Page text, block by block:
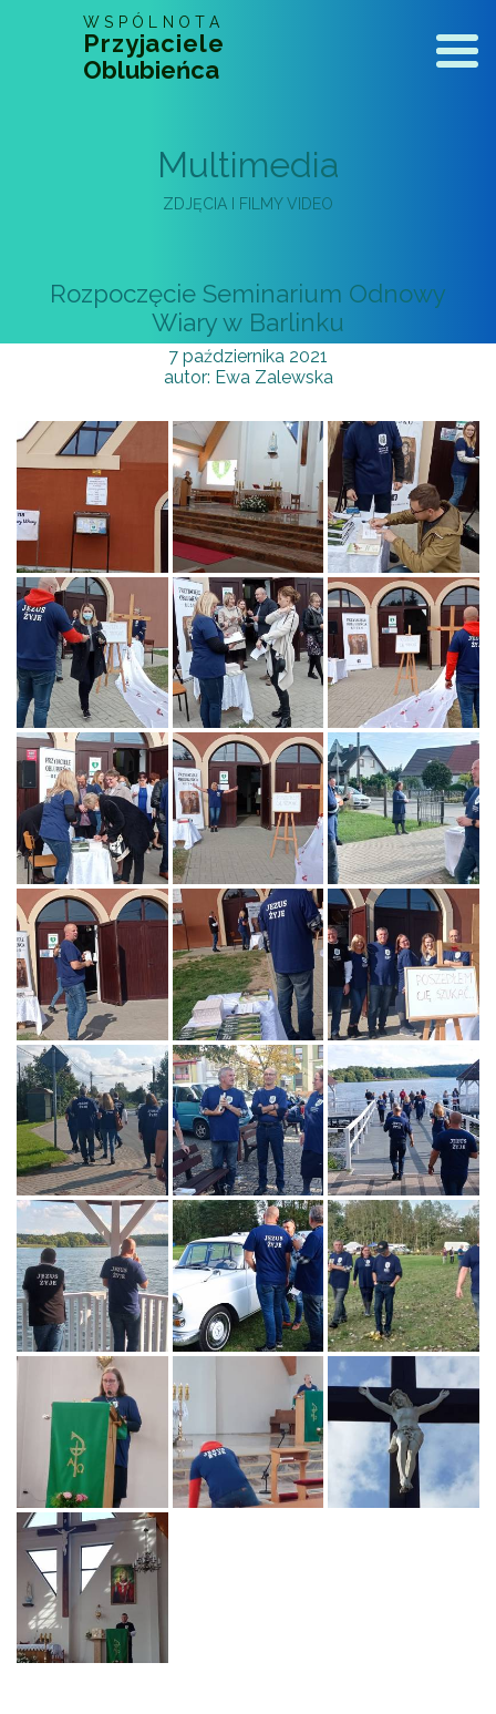
WSPÓLNOTA
Przyjaciele
Oblubieńca
Multimedia
ZDJĘCIA I FILMY VIDEO
Rozpoczęcie Seminarium Odnowy
Wiary w Barlinku
7 października 2021
autor: Ewa Zalewska